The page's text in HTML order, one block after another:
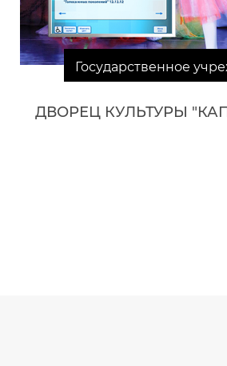
Государственное
ДВОРЕЦ КУЛЬТУРЫ